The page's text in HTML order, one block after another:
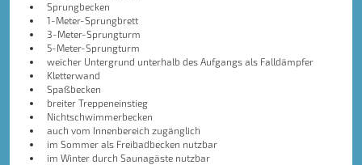
Sprungbecken
1-Meter-Sprungbrett
3-Meter-Sprungturm
5-Meter-Sprungturm
weicher Untergrund unterhalb des Aufgangs als Falldämpfer
Kletterwand
Spaßbecken
breiter Treppeneinstieg
Nichtschwimmerbecken
auch vom Innenbereich zugänglich
im Sommer als Freibadbecken nutzbar
im Winter durch Saunagäste nutzbar